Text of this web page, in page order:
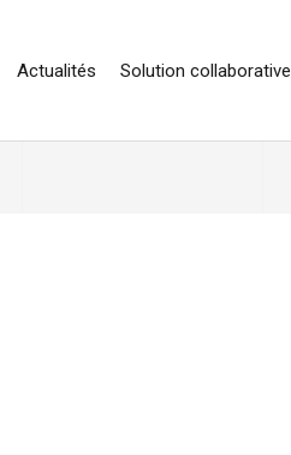
Actualités Solution collaborative